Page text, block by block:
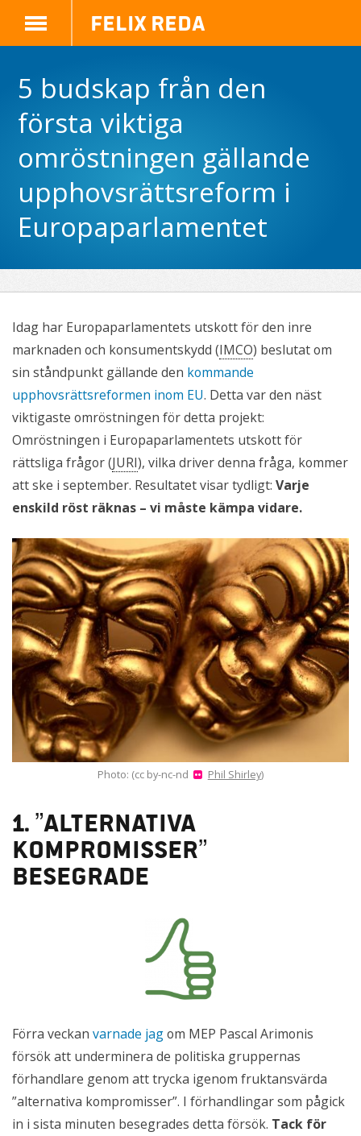
Felix Reda
5 budskap från den
första viktiga
omröstningen gällande
upphovsrättsreform i
Europaparlamentet
Idag har Europaparlamentets utskott för den inre
marknaden och konsumentskydd (IMCO) beslutat om
sin ståndpunkt gällande den kommande
upphovsrättsreformen inom EU. Detta var den näst
viktigaste omröstningen för detta projekt:
Omröstningen i Europaparlamentets utskott för
rättsliga frågor (JURI), vilka driver denna fråga, kommer
att ske i september. Resultatet visar tydligt:Varje
enskild röst räknas – vi måste kämpa vidare.
Photo: (cc by-nc-nd Phil Shirley)
1. ”Alternativa
kompromisser”
besegrade
Förra veckanvarnade jagom MEP Pascal Arimonis
försök att underminera de politiska gruppernas
förhandlare genom att trycka igenom fruktansvärda
”alternativa kompromisser”. I förhandlingar som pågick
in i sista minuten besegrades detta försök. Tack för